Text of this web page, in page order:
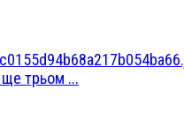
ще трьом ...